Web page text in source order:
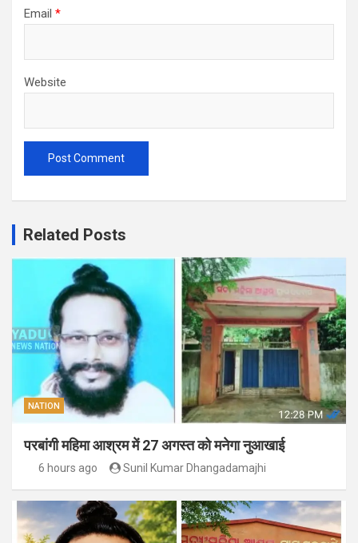
Email *
Website
Related Posts
NATION
परबांगी महिमा आश्रम में 27 अगस्त को मनेगा नुआखाई
6 hours ago Sunil Kumar Dhangadamajhi